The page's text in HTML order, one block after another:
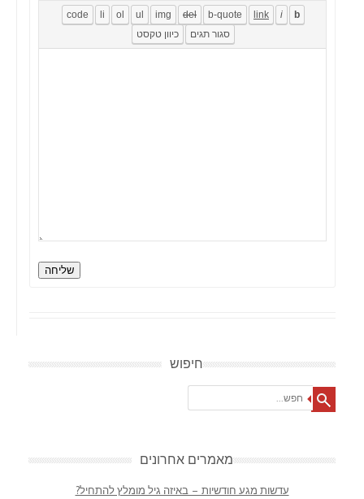
שליחה
חיפוש
מאמרים אחרונים
עדשות מגע חודשיות – באיזה גיל מומלץ להתחיל?